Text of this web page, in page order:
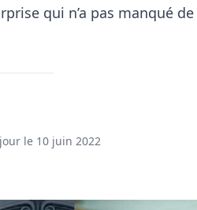
qui n’a pas manqué
le 10 juin 2022